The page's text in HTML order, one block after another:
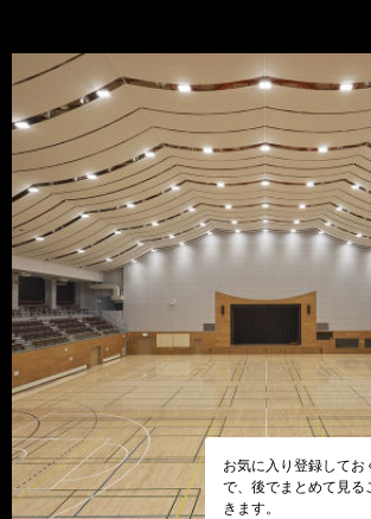
お気に入り登録してお
で、後でまとめて見る
きます。